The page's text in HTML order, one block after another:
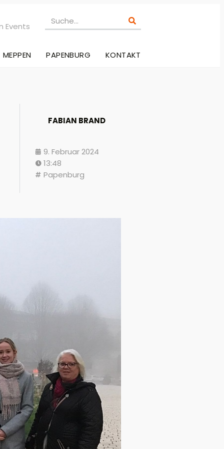
Events
MEPPEN PAPENBURG KONTAKT
FABIAN BRAND
9. Februar 2024
13:48
Papenburg